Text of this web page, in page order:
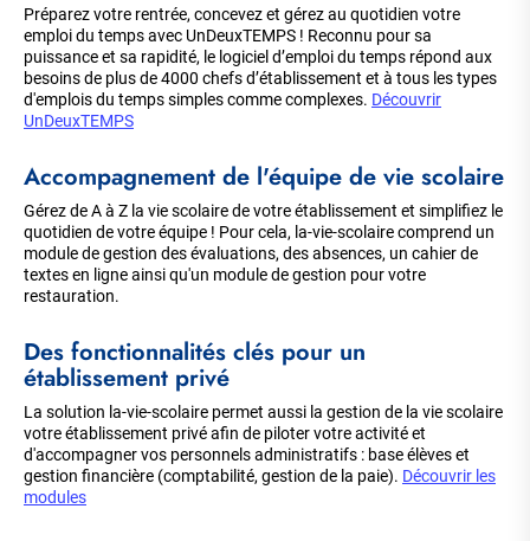
Préparez votre rentrée, concevez et gérez au quotidien votre
emploi du temps avec UnDeuxTEMPS ! Reconnu pour sa
puissance et sa rapidité, le logiciel d’emploi du temps répond aux
besoins de plus de 4000 chefs d’établissement et à tous les types
d'emplois du temps simples comme complexes. Découvrir
UnDeuxTEMPS
Accompagnement de l'équipe de vie scolaire
Gérez de A à Z la vie scolaire de votre établissement et simplifiez le
quotidien de votre équipe ! Pour cela, la-vie-scolaire comprend un
module de gestion des évaluations, des absences, un cahier de
textes en ligne ainsi qu'un module de gestion pour votre
restauration.
Des fonctionnalités clés pour un
établissement privé
La solution la-vie-scolaire permet aussi la gestion de la vie scolaire
votre établissement privé afin de piloter votre activité et
d'accompagner vos personnels administratifs : base élèves et
gestion financière (comptabilité, gestion de la paie). Découvrir les
modules